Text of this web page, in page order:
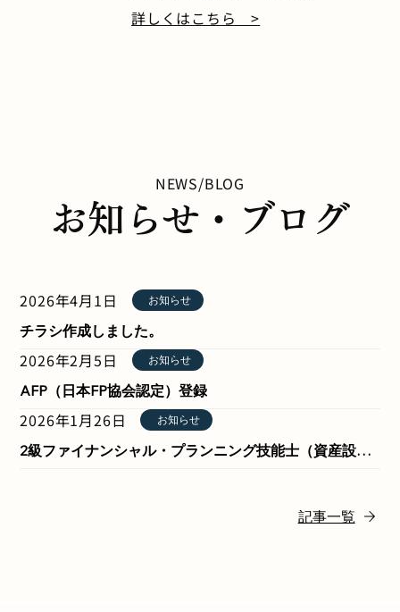
詳しくはこちら >
NEWS/BLOG
お知らせ・ブログ
2026年4月1日 お知らせ
チラシ作成しました。
2026年2月5日 お知らせ
AFP（日本FP協会認定）登録
2026年1月26日 お知らせ
2級ファイナンシャル・プランニング技能士（資産設計提案業務） 合格
記事一覧